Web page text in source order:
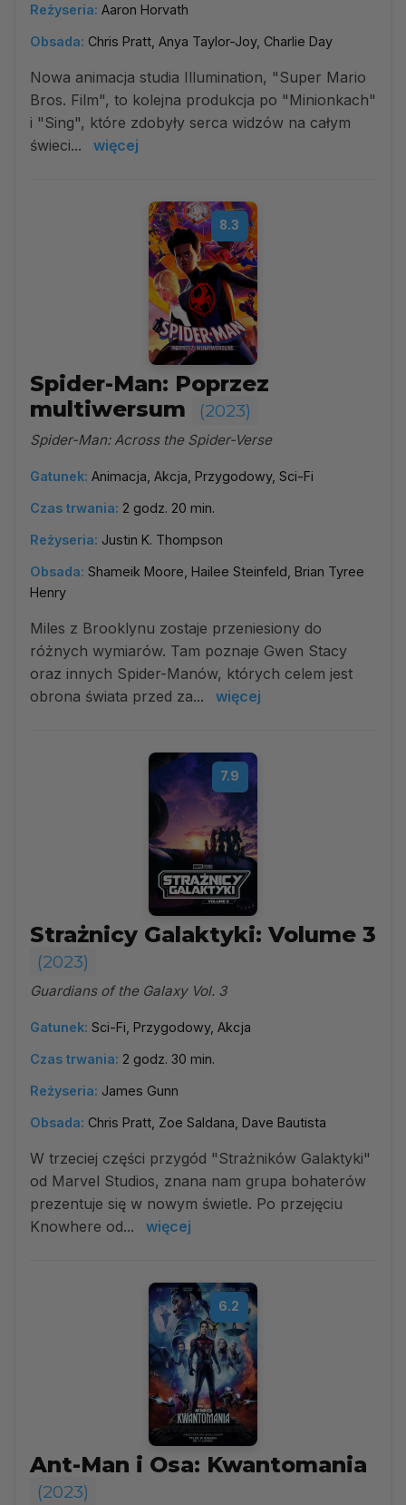
Reżyseria: Aaron Horvath
Obsada: Chris Pratt, Anya Taylor-Joy, Charlie Day
Nowa animacja studia Illumination, "Super Mario
Bros. Film", to kolejna produkcja po "Minionkach"
i "Sing", które zdobyły serca widzów na całym
świeci...
więcej
8.3
Spider-Man: Poprzez
multiwersum
(2023)
Spider-Man: Across the Spider-Verse
Gatunek: Animacja, Akcja, Przygodowy, Sci-Fi
Czas trwania: 2 godz. 20 min.
Reżyseria: Justin K. Thompson
Obsada: Shameik Moore, Hailee Steinfeld, Brian Tyree
Henry
Miles z Brooklynu zostaje przeniesiony do
różnych wymiarów. Tam poznaje Gwen Stacy
oraz innych Spider-Manów, których celem jest
obrona świata przed za...
więcej
7.9
Strażnicy Galaktyki: Volume 3
(2023)
Guardians of the Galaxy Vol. 3
Gatunek: Sci-Fi, Przygodowy, Akcja
Czas trwania: 2 godz. 30 min.
Reżyseria: James Gunn
Obsada: Chris Pratt, Zoe Saldana, Dave Bautista
W trzeciej części przygód "Strażników Galaktyki"
od Marvel Studios, znana nam grupa bohaterów
prezentuje się w nowym świetle. Po przejęciu
Knowhere od...
więcej
6.2
Ant-Man i Osa: Kwantomania
(2023)